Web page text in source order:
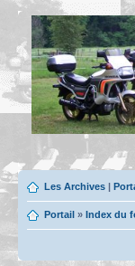
Les Archives |
Portail » Index du